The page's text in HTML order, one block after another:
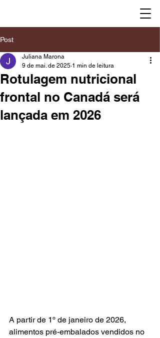
Post
Rotulagem nutricional
frontal no Canadá será
lançada em 2026
Juliana Marona
9 de mai. de 2025 1 min de leitura
A partir de 1º de janeiro de 2026,
alimentos pré-embalados vendidos no